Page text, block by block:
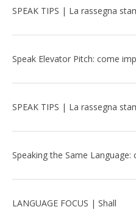
LANGUAGE FOCUS | Shall